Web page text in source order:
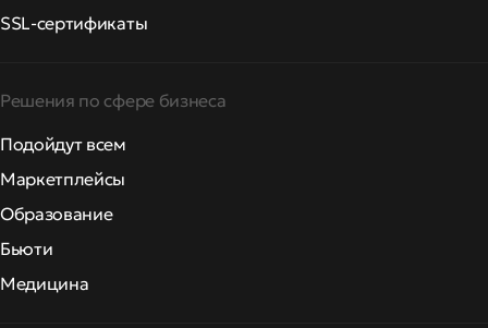
SSL-сертификаты
Решения по сфере бизнеса
Подойдут всем
Маркетплейсы
Образование
Бьюти
Медицина